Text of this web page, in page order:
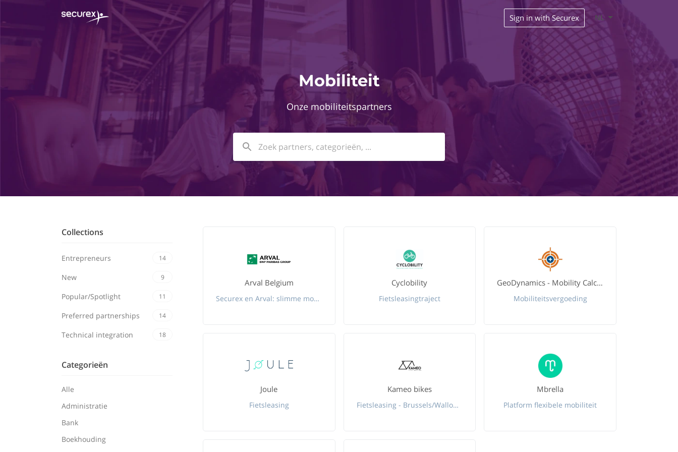
Sign in with Securex NL
Mobiliteit
Onze mobiliteitspartners
Collections
Entrepreneurs 14
New 9
Popular/Spotlight 11
Preferred partnerships 14
Technical integration 18
Categorieën
Alle
Administratie
Bank
Boekhouding
Arval Belgium
Securex en Arval: slimme mobiliteit voor zelfstandigen en kleine ondernemingen
Cyclobility
Fietsleasingtraject
GeoDynamics - Mobility Calculator
Mobiliteitsvergoeding
Joule
Fietsleasing
Kameo bikes
Fietsleasing - Brussels/Wallonïe
Mbrella
Platform flexibele mobiliteit